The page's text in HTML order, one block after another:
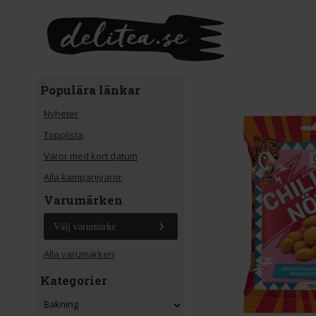
Populära länkar
Nyheter
Topplista
Varor med kort datum
Alla kampanjvaror
Varumärken
Välj varumärke
Alla varumärken
Kategorier
Bakning